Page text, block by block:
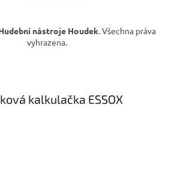
s
u
nástroje Houdek. Všechna práva
vyhrazena.
kalkulačka ESSOX